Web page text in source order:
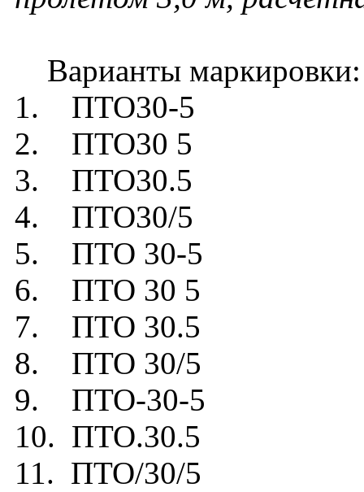
Варианты маркировки:
1. ПТО30-5
2. ПТО30 5
3. ПТО30.5
4. ПТО30/5
5. ПТО 30-5
6. ПТО 30 5
7. ПТО 30.5
8. ПТО 30/5
9. ПТО-30-5
10. ПТО.30.5
11. ПТО/30/5